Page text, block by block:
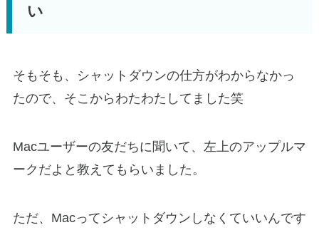
い
そもそも、シャットダウンの仕方がわからなかっ
たので、そこからわたわたしてました笑
Macユーザーの友だちに聞いて、左上のアップルマ
ークだよと教えてもらいました。
ただ、Macってシャットダウンしなくていいんです